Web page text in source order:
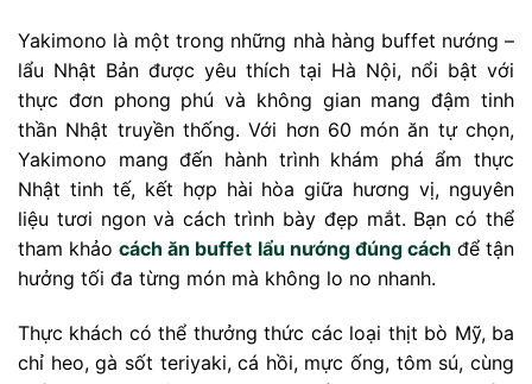
Yakimono là một trong những nhà hàng buffet nướng –
lẩu Nhật Bản được yêu thích tại Hà Nội, nổi bật với
thực đơn phong phú và không gian mang đậm tinh
thần Nhật truyền thống. Với hơn 60 món ăn tự chọn,
Yakimono mang đến hành trình khám phá ẩm thực
Nhật tinh tế, kết hợp hài hòa giữa hương vị, nguyên
liệu tươi ngon và cách trình bày đẹp mắt. Bạn có thể
tham khảocách ăn buffet lẩu nướng đúng cách để tận
hưởng tối đa từng món mà không lo no nhanh.
Thực khách có thể thưởng thức các loại thịt bò Mỹ, ba
chỉ heo, gà sốt teriyaki, cá hồi, mực ống, tôm sú, cùng